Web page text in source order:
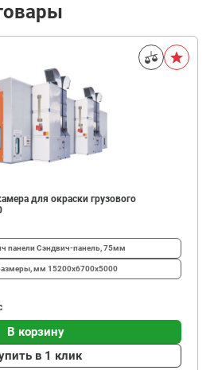
для окраски грузового
панели Сэндвич-панель, 75мм
мм 15200х6700х5000
В корзину
в 1 клик